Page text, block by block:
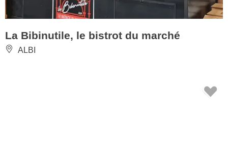
La Bibinutile, le bistrot du marché
ALBI